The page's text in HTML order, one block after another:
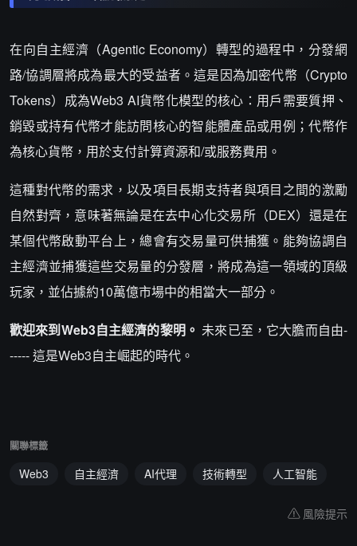
在向自主經濟（Agentic Economy）轉型的過程中，分發網
路/協調層將成為最大的受益者。這是因為加密代幣（Crypto
Tokens）成為Web3 AI貨幣化模型的核心：用戶需要質押、
銷毀或持有代幣才能訪問核心的智能體產品或用例；代幣作
為核心貨幣，用於支付計算資源和/或服務費用。
這種對代幣的需求，以及項目長期支持者與項目之間的激勵
自然對齊，意味著無論是在去中心化交易所（DEX）還是在
某個代幣啟動平台上，總會有交易量可供捕獲。能夠協調自
主經濟並捕獲這些交易量的分發層，將成為這一領域的頂級
玩家，並佔據約10萬億市場中的相當大一部分。
歡迎來到Web3自主經濟的黎明。 未來已至，它大膽而自由-
----- 這是Web3自主崛起的時代。
關聯標籤
Web3 自主經濟 AI代理 技術轉型 人工智能
風險提示